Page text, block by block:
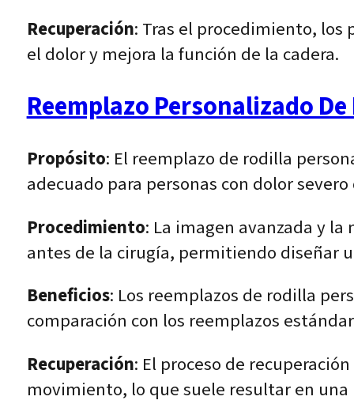
Recuperación: Tras el procedimiento,
el dolor y mejora la función de la cadera.
Reemplazo Personalizado
Propósito: El reemplazo de rodilla
adecuado para personas con dolor
Procedimiento: La imagen avanzada y
antes de la cirugía, permitiendo diseñar
Beneficios: Los reemplazos de rodilla
comparación con los reemplazos
Recuperación: El proceso de
movimiento, lo que suele resultar en